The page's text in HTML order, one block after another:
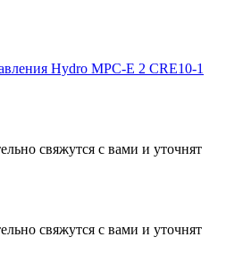
Hydro MPC-E 2 CRE10-1
свяжутся с вами и уточнят
свяжутся с вами и уточнят